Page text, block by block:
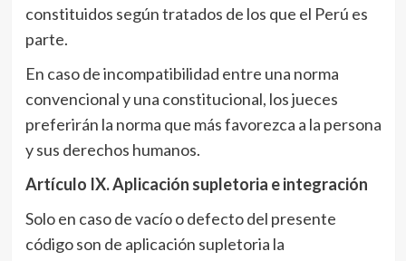
constituidos según tratados de los que el Perú es
parte.
En caso de incompatibilidad entre una norma
convencional y una constitucional, los jueces
preferirán la norma que más favorezca a la persona
y sus derechos humanos.
Artículo IX. Aplicación supletoria e integración
Solo en caso de vacío o defecto del presente
código son de aplicación supletoria la